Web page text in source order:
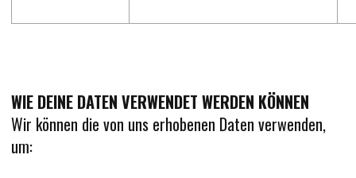
WIE DEINE DATEN VERWENDET WERDEN KÖNNEN
Wir können die von uns erhobenen Daten verwenden,
um: